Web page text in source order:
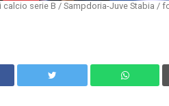
serie B / Sampdoria-Juve Stabia /